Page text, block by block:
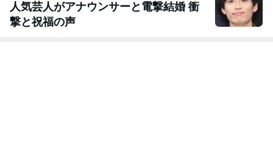
人気芸人がアナウンサーと電撃結婚 衝
撃と祝福の声